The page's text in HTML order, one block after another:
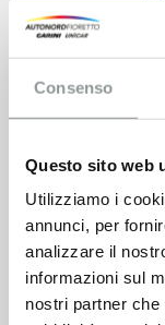
Consenso
Questo sito web
Utilizziamo i
annunci, per
analizzare il
informazioni sul
nostri partner